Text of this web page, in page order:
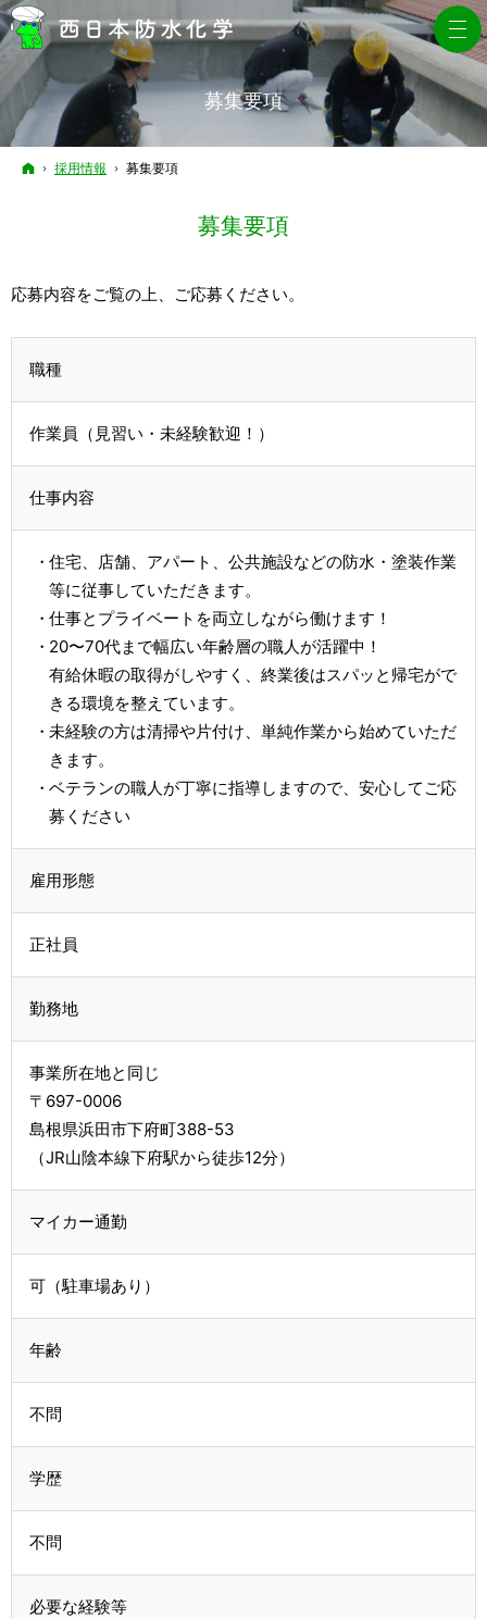
募集要項
ホーム
採用情報 募集要項
募集要項
応募内容をご覧の上、ご応募ください。
職種
作業員（見習い・未経験歓迎！）
仕事内容
住宅、店舗、アパート、公共施設などの防水・塗装作業
等に従事していただきます。
仕事とプライベートを両立しながら働けます！
20〜70代まで幅広い年齢層の職人が活躍中！
有給休暇の取得がしやすく、終業後はスパッと帰宅がで
きる環境を整えています。
未経験の方は清掃や片付け、単純作業から始めていただ
きます。
ベテランの職人が丁寧に指導しますので、安心してご応
募ください
雇用形態
正社員
勤務地
事業所在地と同じ
〒697-0006
島根県浜田市下府町388-53
（JR山陰本線下府駅から徒歩12分）
マイカー通勤
可（駐車場あり）
年齢
不問
学歴
不問
必要な経験等